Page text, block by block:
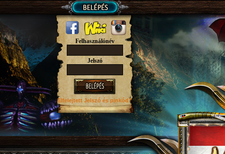
Felhasználónév
Jelszó
Elfelejtett Jelszó és pinkód?